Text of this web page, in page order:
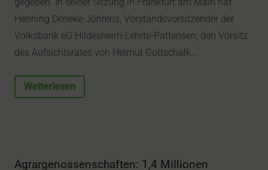
Henning Deneke-Jöhrens, Vorstandsvorsitzender der
Volksbank eG Hildesheim-Lehrte-Pattensen, den Vorsitz
des Aufsichtsrates von Helmut Gottschalk…
Weiterlesen
Agrargenossenschaften: 1,4 Millionen